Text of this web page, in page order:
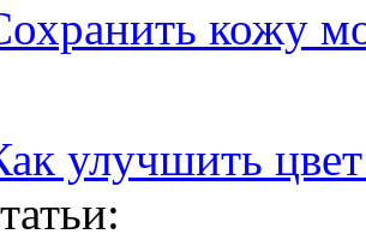
кожу
улучшить